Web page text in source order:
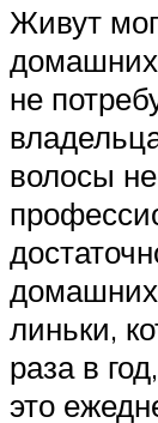
Живут
домашних
не
волосы
линьки,
раза в
это